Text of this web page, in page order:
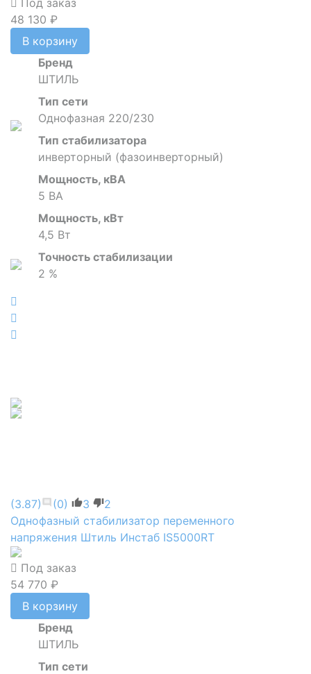
48 130 ₽
В корзину
Бренд
ШТИЛЬ
Тип сети
Однофазная 220/230
Тип стабилизатора
инверторный (фазоинверторный)
Мощность, кВА
5 ВА
Мощность, кВт
4,5 Вт
Точность стабилизации
2 %
(3.87) (0) 3
2
Однофазный стабилизатор переменного
напряжения Штиль Инстаб IS5000RT
Под заказ
54 770 ₽
В корзину
Бренд
ШТИЛЬ
Тип сети